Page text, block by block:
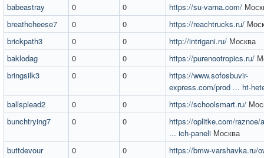
babeastray
0 0 https://su-varna.com/
breathcheese7
0 0 https://reachtrucks.ru/
brickpath3
0 0 http://intrigani.ru/ Москва
baklodag
0 0 https://purenootropics.ru/
bringsilk3
0 0
https://www.sofosbuvir-
express.com/prod ... ht-
ballsplead2
0 0 https://schoolsmart.ru/
bunchtrying7
0 0
https://oplitke.com/raznoe/
... ich-paneli Москва
buttdevour
0 0
https://bmw-varshavka.ru/